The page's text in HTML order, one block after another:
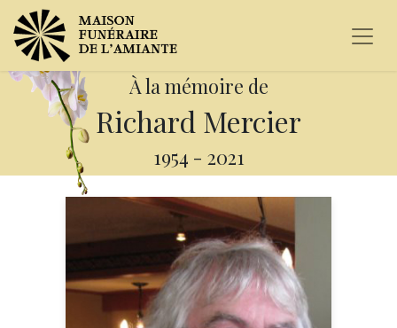
À la mémoire de
Richard Mercier
1954 - 2021